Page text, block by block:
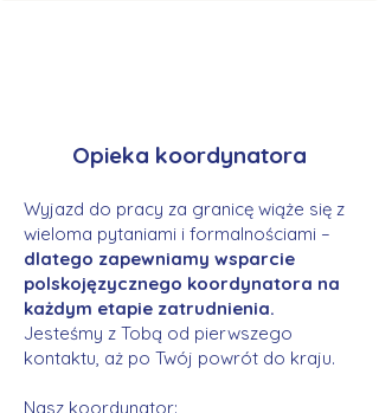
Opieka koordynatora
Wyjazd do pracy za granicę wiąże się z
wieloma pytaniami i formalnościami –
dlatego zapewniamy wsparcie
polskojęzycznego koordynatora na
każdym etapie zatrudnienia.
Jesteśmy z Tobą od pierwszego
kontaktu, aż po Twój powrót do kraju.
Nasz koordynator: